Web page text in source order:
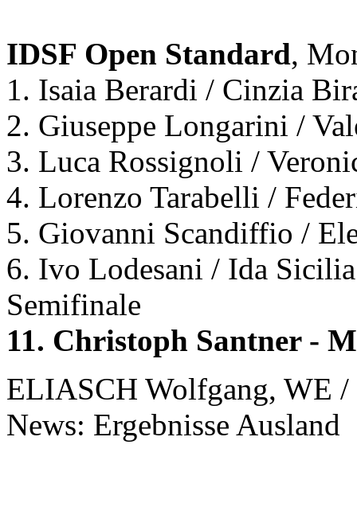
IDSF Open Standard,
1. Isaia Berardi / Cinzia
2. Giuseppe Longarini /
3. Luca Rossignoli /
4. Lorenzo Tarabelli /
5. Giovanni Scandiffio /
6. Ivo Lodesani / Ida
Semifinale
11. Christoph Santner -
ELIASCH Wolfgang, WE /
News: Ergebnisse Ausland